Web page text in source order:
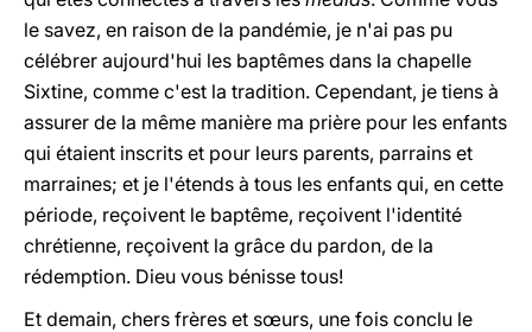
le savez, en raison de la pandémie, je n'ai pas pu
célébrer aujourd'hui les baptêmes dans la chapelle
Sixtine, comme c'est la tradition. Cependant, je tiens à
assurer de la même manière ma prière pour les enfants
qui étaient inscrits et pour leurs parents, parrains et
marraines; et je l'étends à tous les enfants qui, en cette
période, reçoivent le baptême, reçoivent l'identité
chrétienne, reçoivent la grâce du pardon, de la
rédemption. Dieu vous bénisse tous!
Et demain, chers frères et sœurs, une fois conclu le